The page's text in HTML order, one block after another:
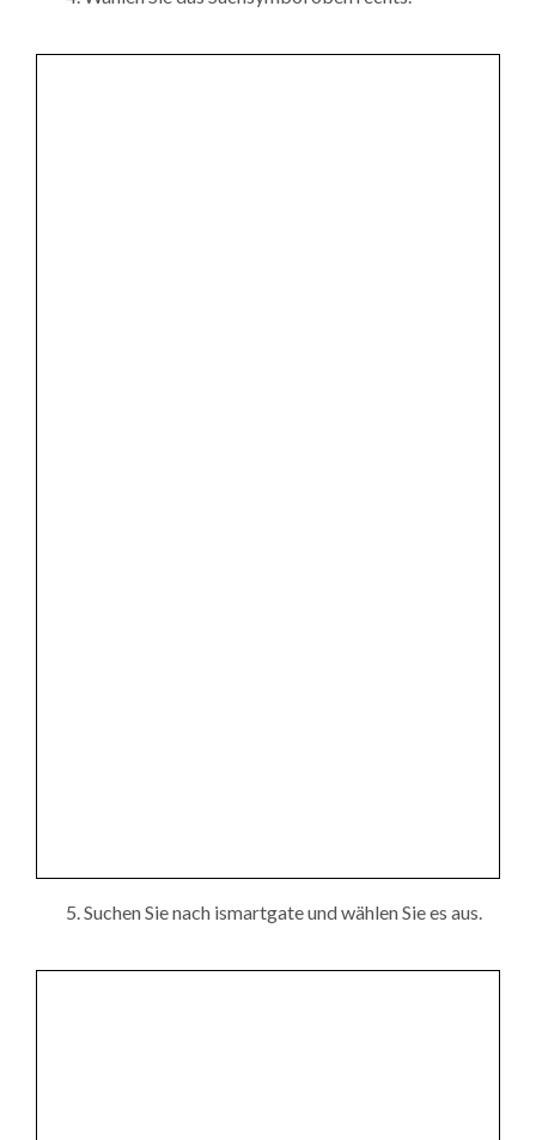
Suchen Sie nach ismartgate und wählen Sie es aus.